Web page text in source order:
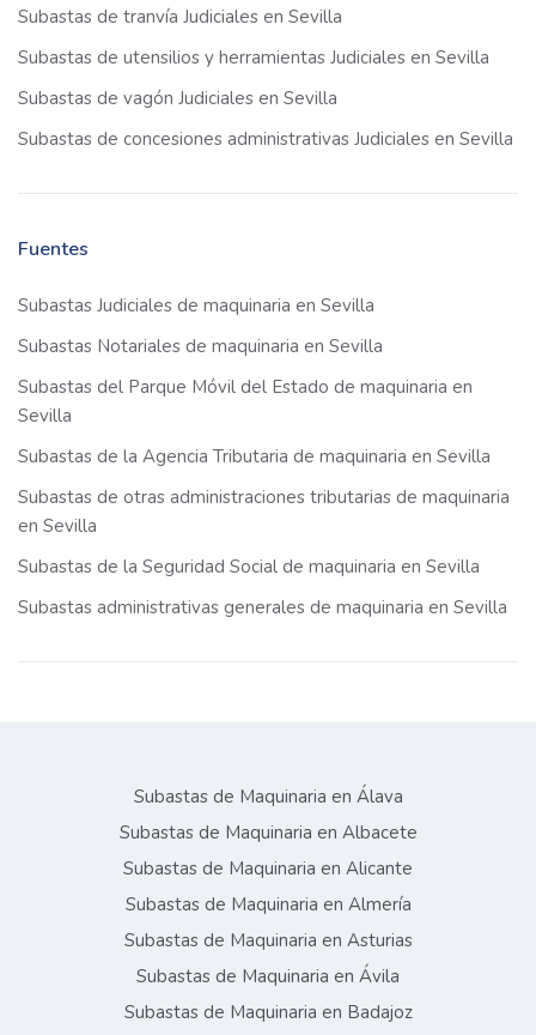
Subastas de tranvía Judiciales en Sevilla
Subastas de utensilios y herramientas Judiciales en Sevilla
Subastas de vagón Judiciales en Sevilla
Subastas de concesiones administrativas Judiciales en Sevilla
Fuentes
Subastas Judiciales de maquinaria en Sevilla
Subastas Notariales de maquinaria en Sevilla
Subastas del Parque Móvil del Estado de maquinaria en
Sevilla
Subastas de la Agencia Tributaria de maquinaria en Sevilla
Subastas de otras administraciones tributarias de maquinaria
en Sevilla
Subastas de la Seguridad Social de maquinaria en Sevilla
Subastas administrativas generales de maquinaria en Sevilla
Subastas de Maquinaria en Álava
Subastas de Maquinaria en Albacete
Subastas de Maquinaria en Alicante
Subastas de Maquinaria en Almería
Subastas de Maquinaria en Asturias
Subastas de Maquinaria en Ávila
Subastas de Maquinaria en Badajoz